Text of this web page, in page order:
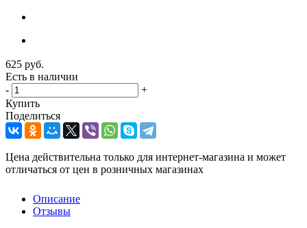
625 руб.
Есть в наличии
-
+
Купить
Поделиться
Цена действительна только для интернет-магазина и может
отличаться от цен в розничных магазинах
Описание
Отзывы